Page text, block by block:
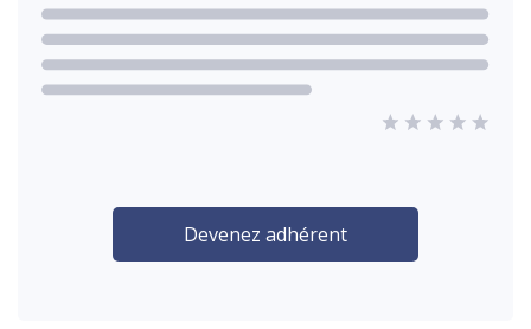
Devenez adhérent